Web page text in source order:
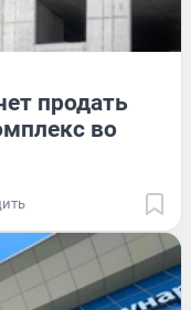
продать
во